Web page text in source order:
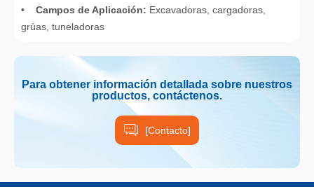
• Campos de Aplicación: Excavadoras, cargadoras,
grúas, tuneladoras
Para obtener información detallada sobre nuestros
productos, contáctenos.
[Contacto]